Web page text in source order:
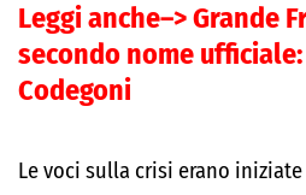
Leggi anche–>Grande
secondo nome
Codegoni
Le voci sulla crisi erano